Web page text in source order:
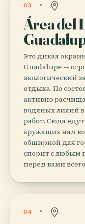
03
Área del
Это дикая
Guadalupe —
экологический
отдыха. По
активно
водяных лилий
работ. Сюда
кружащих над
обширной для
спорит с любым
перед вами
04